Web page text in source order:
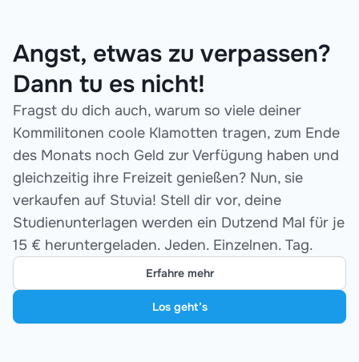
Angst, etwas zu verpassen?
Dann tu es nicht!
Fragst du dich auch, warum so viele deiner
Kommilitonen coole Klamotten tragen, zum Ende
des Monats noch Geld zur Verfügung haben und
gleichzeitig ihre Freizeit genießen? Nun, sie
verkaufen auf Stuvia! Stell dir vor, deine
Studienunterlagen werden ein Dutzend Mal für je
15 € heruntergeladen. Jeden. Einzelnen. Tag.
Erfahre mehr
Los geht’s